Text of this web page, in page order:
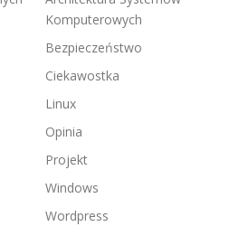
Komputerowych
Bezpieczeństwo
Ciekawostka
Linux
Opinia
Projekt
Windows
Wordpress